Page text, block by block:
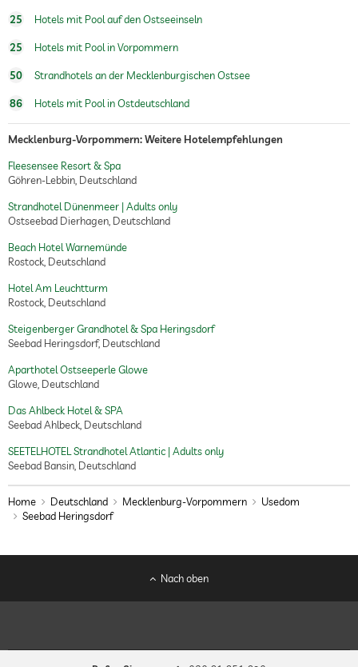
25 Hotels mit Pool auf den Ostseeinseln
25 Hotels mit Pool in Vorpommern
50 Strandhotels an der Mecklenburgischen Ostsee
86 Hotels mit Pool in Ostdeutschland
Mecklenburg-Vorpommern: Weitere Hotelempfehlungen
Fleesensee Resort & Spa
Göhren-Lebbin, Deutschland
Strandhotel Dünenmeer | Adults only
Ostseebad Dierhagen, Deutschland
Beach Hotel Warnemünde
Rostock, Deutschland
Hotel Am Leuchtturm
Rostock, Deutschland
Steigenberger Grandhotel & Spa Heringsdorf
Seebad Heringsdorf, Deutschland
Aparthotel Ostseeperle Glowe
Glowe, Deutschland
Das Ahlbeck Hotel & SPA
Seebad Ahlbeck, Deutschland
SEETELHOTEL Strandhotel Atlantic | Adults only
Seebad Bansin, Deutschland
Home Deutschland Mecklenburg-Vorpommern
Usedom
Seebad Heringsdorf
Nach oben